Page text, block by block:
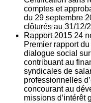
comptes et
du 29 septembre
clôturés au 31/12/
Rapport 2015 24
Premier rapport
dialogue social
contribuant au
syndicales de
professionnelles
concourant au
missions d’intérêt